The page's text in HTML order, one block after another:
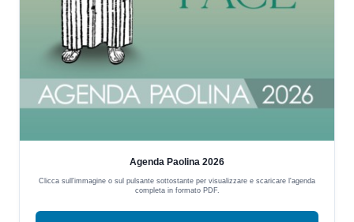
Agenda Paolina 2026
Clicca sull'immagine o sul pulsante sottostante per visualizzare e scaricare l'agenda
completa in formato PDF.